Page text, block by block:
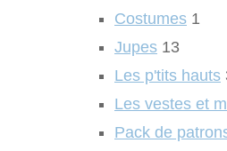
Costumes 1
Jupes 13
Les p'tits hauts
Les vestes et
Pack de